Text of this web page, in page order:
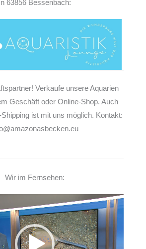
In 63856 Bessenbach:
Verkaufe unsere Aquarien
Geschäft oder Online-Shop. Auch
ist mit uns möglich. Kontakt:
Wir im Fernsehen:
Player